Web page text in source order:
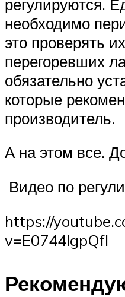
регулируются.
необходимо
это проверять
перегоревших
обязательно
которые
производитель.
А на этом все.
Видео по
https://
v=E0744IgpQfI